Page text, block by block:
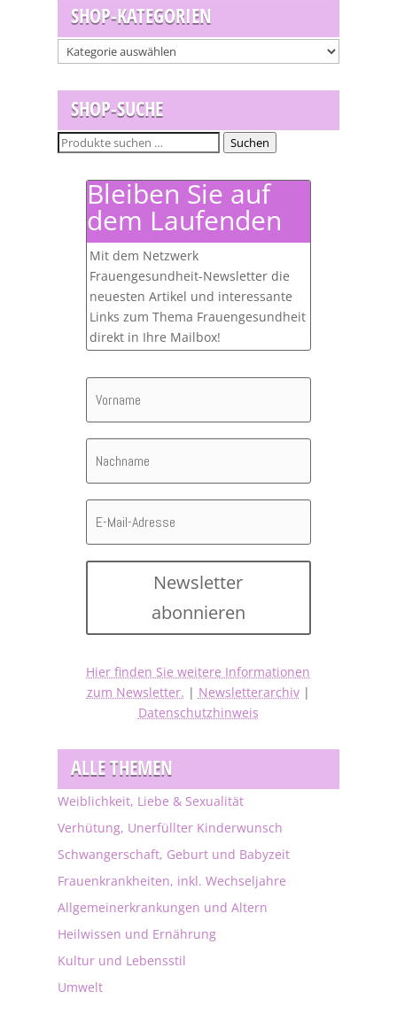
SHOP-KATEGORIEN
SHOP-SUCHE
Suchen
Suchen
Bleiben Sie auf
dem Laufenden
Mit dem Netzwerk
Frauengesundheit-Newsletter die
neuesten Artikel und interessante
Links zum Thema Frauengesundheit
direkt in Ihre Mailbox!
Newsletter
abonnieren
Hier finden Sie weitere Informationen
zum Newsletter. | Newsletterarchiv|
Datenschutzhinweis
ALLE THEMEN
Weiblichkeit, Liebe & Sexualität
Verhütung, Unerfüllter Kinderwunsch
Schwangerschaft, Geburt und Babyzeit
Frauenkrankheiten, inkl. Wechseljahre
Allgemeinerkrankungen und Altern
Heilwissen und Ernährung
Kultur und Lebensstil
Umwelt